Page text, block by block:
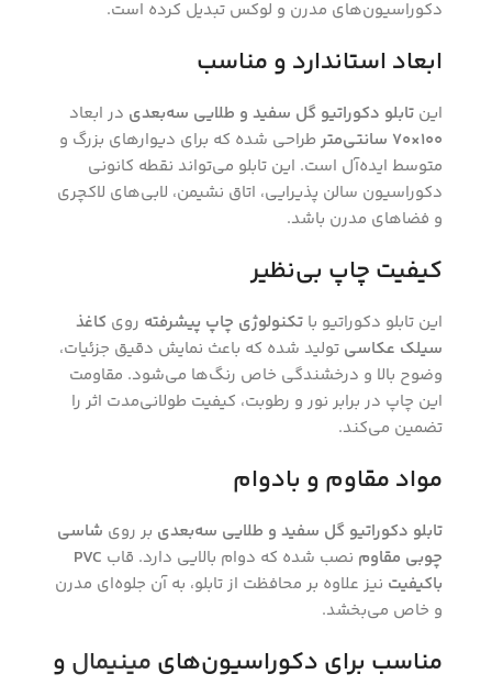
دکوراسیون‌های مدرن و لوکس تبدیل کرده است.
ابعاد استاندارد و مناسب
این تابلو دکوراتیو گل سفید و طلایی سه‌بعدی در ابعاد
100×70 سانتی‌متر
طراحی شده که برای دیوارهای بزرگ و
متوسط ایده‌آل است. این تابلو می‌تواند نقطه کانونی
دکوراسیون سالن پذیرایی، اتاق نشیمن، لابی‌های لاکچری
و فضاهای مدرن باشد.
کیفیت چاپ بی‌نظیر
این تابلو دکوراتیو با تکنولوژی چاپ پیشرفته روی کاغذ
سیلک عکاسی تولید شده که باعث نمایش دقیق جزئیات،
وضوح بالا و درخشندگی خاص رنگ‌ها می‌شود. مقاومت
این چاپ در برابر نور و رطوبت، کیفیت طولانی‌مدت اثر را
تضمین می‌کند.
مواد مقاوم و بادوام
تابلو دکوراتیو گل سفید و طلایی سه‌بعدی بر روی شاسی
چوبی مقاوم نصب شده که دوام بالایی دارد. قاب PVC
باکیفیت نیز علاوه بر محافظت از تابلو، به آن جلوه‌ای مدرن
و خاص می‌بخشد.
مناسب برای دکوراسیون‌های مینیمال و